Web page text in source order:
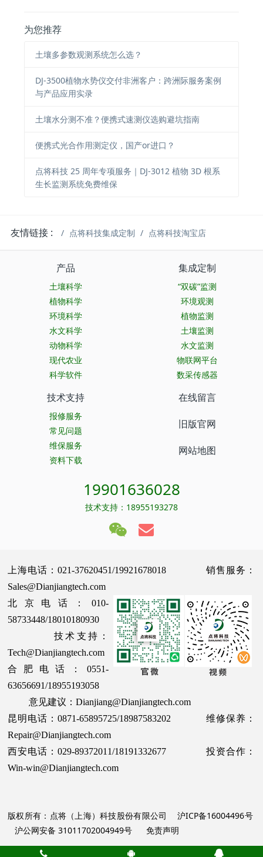
为您推荐
土壤多参数观测系统怎么选？
DJ-3500植物水势仪交付非洲客户：跨洲际服务案例
与产品应用实录
土壤水分测不准？便携式速测仪选购避坑指南
便携式光合作用测定仪，国产or进口？
点将科技 25 周年专项服务｜DJ-3012 植物 3D 根系
生长监测系统免费维保
友情链接 : 点将科技集成定制 点将科技淘宝店
产品
土壤科学
植物科学
环境科学
水文科学
动物科学
现代农业
科学软件
集成定制
“双碳”监测
环境观测
植物监测
土壤监测
水文监测
物联网平台
数采传感器
技术支持
报修服务
常见问题
维保服务
资料下载
在线留言
旧版官网
网站地图
19901636028
技术支持：18955193278
上海电话：021-37620451/19921678018 销售服务：
Sales@Dianjiangtech.com
北京电话：010-
58733448/18010180930
技术支持：
Tech@Dianjiangtech.com
合肥电话：0551-
63656691/18955193058
意见建议：Dianjiang@Dianjiangtech.com
昆明电话：0871-65895725/18987583202 维修保养：
Repair@Dianjiangtech.com
西安电话：029-89372011/18191332677 投资合作：
Win-win@Dianjiangtech.com
版权所有：点将（上海）科技股份有限公司 沪ICP备16004496号
沪公网安备 31011702004949号
免责声明